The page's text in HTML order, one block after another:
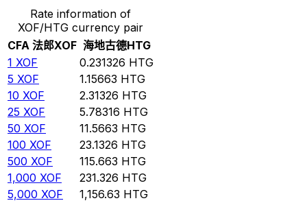
Rate information of
XOF/HTG currency pair
CFA 法郎XOF 海地古德HTG
1 XOF 0.231326 HTG
5 XOF 1.15663 HTG
10 XOF 2.31326 HTG
25 XOF 5.78316 HTG
50 XOF 11.5663 HTG
100 XOF 23.1326 HTG
500 XOF 115.663 HTG
1,000 XOF 231.326 HTG
5,000 XOF 1,156.63 HTG